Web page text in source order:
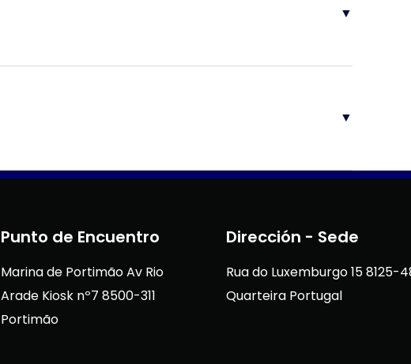
▼
▼
Punto de Encuentro
Marina de Portimão Av Rio
Arade Kiosk nº7 8500-311
Portimão
Dirección - Sede
Rua do Luxemburgo 15 8125-
Quarteira Portugal